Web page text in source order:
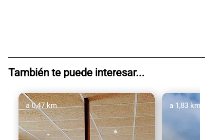
También te puede interesar...
a 0,47 km a 1,83 km